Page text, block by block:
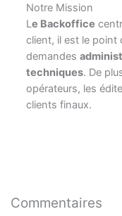
Notre Mission
Le Backoffice
client, il est le point
demandes
techniques. De
opérateurs, les
clients finaux.
Commentaires